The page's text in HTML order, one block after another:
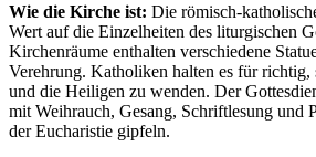
Wie die Kirche ist: Die römisch-
Wert auf die Einzelheiten des liturgischen
Kirchenräume enthalten verschiedene
Verehrung. Katholiken halten es für
und die Heiligen zu wenden. Der
mit Weihrauch, Gesang, Schriftlesung und
der Eucharistie gipfeln.